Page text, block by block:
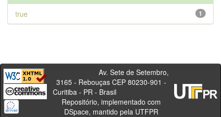
1
true
Av. Sete de Setembro,
3165 - Rebouças CEP 80230-901 -
Curitiba - PR - Brasil
Repositório, implementado com
DSpace, mantido pela UTFPR